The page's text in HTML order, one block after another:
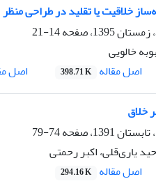
خلاقیت یا تقلید در طراحی منظر
14-21
خالویی
اصل مقاله 398.71 K
اصل
خلاق
74-79
یاری‌قلی، اکبر رحمتی
اصل مقاله 294.16 K